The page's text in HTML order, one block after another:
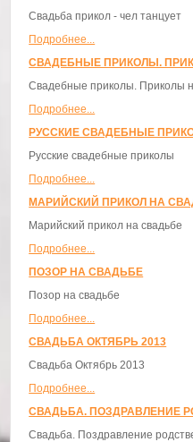
Свадьба прикол - чел танцует
Подробнее...
СВАДЕБНЫЕ ПРИКОЛЫ.
Свадебные приколы. Приколы
Подробнее...
РУССКИЕ СВАДЕБНЫЕ
Русские свадебные приколы
Подробнее...
МАРИЙСКИЙ ПРИКОЛ НА
Марийский прикол на свадьбе
Подробнее...
ПОЗОР НА СВАДЬБЕ
Позор на свадьбе
Подробнее...
СВАДЬБА ОКТЯБРЬ 2013
Свадьба Октябрь 2013
Подробнее...
СВАДЬБА. ПОЗДРАВЛЕНИЕ
Свадьба. Поздравление